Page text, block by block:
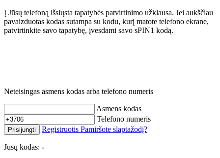
Į Jūsų telefoną išsiųsta tapatybės patvirtinimo užklausa. Jei aukščiau
pavaizduotas kodas sutampa su kodu, kurį matote telefono ekrane,
patvirtinkite savo tapatybę, įvesdami savo sPIN1 kodą.
Neteisingas asmens kodas arba telefono numeris
Asmens kodas
Telefono numeris
Prisijungti Registruotis Pamiršote slaptažodį?
Jūsų kodas: -